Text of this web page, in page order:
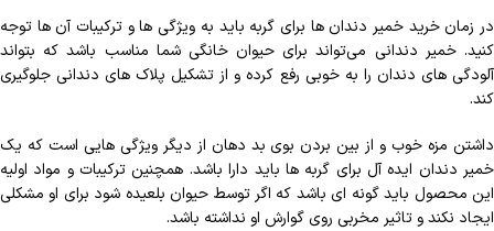
در زمان خرید خمیر دندان ها برای گربه باید به ویژگی ها و ترکیبات آن ها توجه
کنید. خمیر دندانی می‌تواند برای حیوان خانگی شما مناسب باشد که بتواند
آلودگی های دندان را به خوبی رفع کرده و از تشکیل پلاک های دندانی جلوگیری
کند.
داشتن مزه خوب و از بین بردن بوی بد دهان از دیگر ویژگی هایی است که یک
خمیر دندان ایده آل برای گربه ها باید دارا باشد. همچنین ترکیبات و مواد اولیه
این محصول باید گونه ای باشد که اگر توسط حیوان بلعیده شود برای او مشکلی
ایجاد نکند و تاثیر مخربی روی گوارش او نداشته باشد.